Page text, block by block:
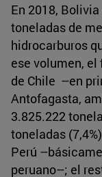
En 2018,
toneladas de
hidrocarburos
ese volumen,
de Chile –en
Antofagasta,
3.825.222
toneladas
Perú
peruano–; el